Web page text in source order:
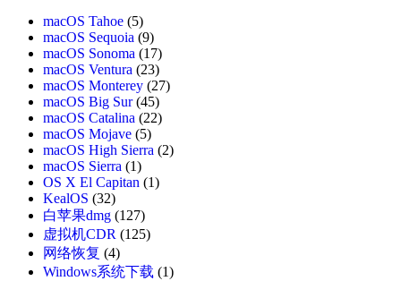
macOS Tahoe (5)
macOS Sequoia (9)
macOS Sonoma (17)
macOS Ventura (23)
macOS Monterey (27)
macOS Big Sur(45)
macOS Catalina (22)
macOS Mojave (5)
macOS High Sierra (2)
macOS Sierra (1)
OS X El Capitan (1)
KealOS (32)
白苹果dmg (127)
虚拟机CDR (125)
网络恢复 (4)
Windows系统下载 (1)